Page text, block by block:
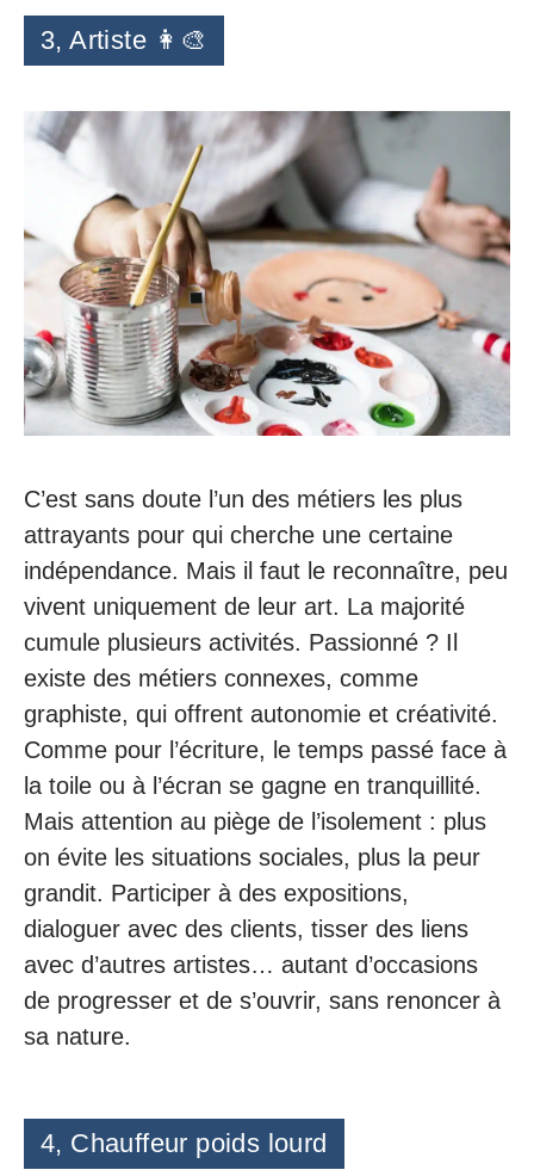
3, Artiste 👩‍🎨
C’est sans doute l’un des métiers les plus
attrayants pour qui cherche une certaine
indépendance. Mais il faut le reconnaître, peu
vivent uniquement de leur art. La majorité
cumule plusieurs activités. Passionné ? Il
existe des métiers connexes, comme
graphiste, qui offrent autonomie et créativité.
Comme pour l’écriture, le temps passé face à
la toile ou à l’écran se gagne en tranquillité.
Mais attention au piège de l’isolement : plus
on évite les situations sociales, plus la peur
grandit. Participer à des expositions,
dialoguer avec des clients, tisser des liens
avec d’autres artistes… autant d’occasions
de progresser et de s’ouvrir, sans renoncer à
sa nature.
4, Chauffeur poids lourd